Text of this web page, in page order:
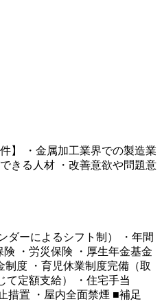
】 ・金属加工業界での製造業
きる人材 ・改善意欲や問題意
ダーによるシフト制） ・年間
・労災保険 ・厚生年金基金
制度 ・育児休業制度完備（取
て定額支給） ・住宅手当
措置 ・屋内全面禁煙 ■補足